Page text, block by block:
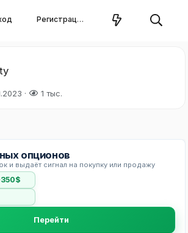
Регистрация
1 тыс.
опционов
и выдаёт сигнал на покупку или продажу
Перейти